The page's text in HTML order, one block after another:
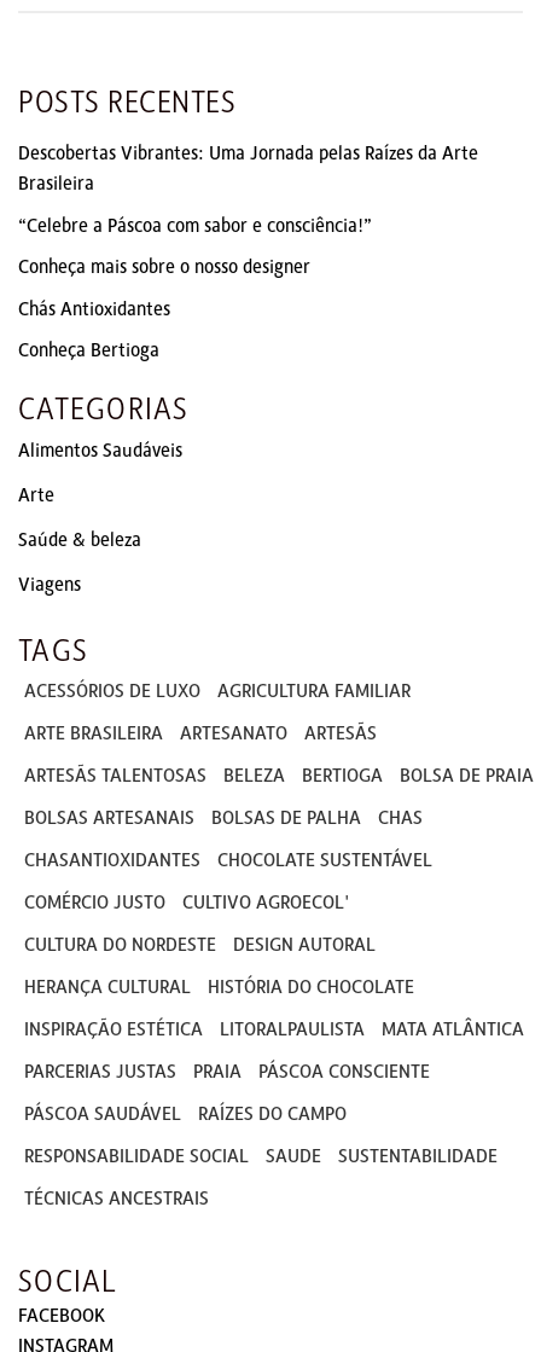
POSTS RECENTES
Descobertas Vibrantes: Uma Jornada pelas Raízes da Arte
Brasileira
“Celebre a Páscoa com sabor e consciência!”
Conheça mais sobre o nosso designer
Chás Antioxidantes
Conheça Bertioga
CATEGORIAS
Alimentos Saudáveis
Arte
Saúde & beleza
Viagens
TAGS
ACESSÓRIOS DE LUXO AGRICULTURA FAMILIAR
ARTE BRASILEIRA ARTESANATO ARTESÃS
ARTESÃS TALENTOSAS BELEZA BERTIOGA BOLSA DE PRAIA
BOLSAS ARTESANAIS BOLSAS DE PALHA CHAS
CHASANTIOXIDANTES CHOCOLATE SUSTENTÁVEL
COMÉRCIO JUSTO CULTIVO AGROECOL'
CULTURA DO NORDESTE DESIGN AUTORAL
HERANÇA CULTURAL HISTÓRIA DO CHOCOLATE
INSPIRAÇÃO ESTÉTICA LITORALPAULISTA MATA ATLÂNTICA
PARCERIAS JUSTAS PRAIA PÁSCOA CONSCIENTE
PÁSCOA SAUDÁVEL RAÍZES DO CAMPO
RESPONSABILIDADE SOCIAL SAUDE SUSTENTABILIDADE
TÉCNICAS ANCESTRAIS
SOCIAL
FACEBOOK
INSTAGRAM